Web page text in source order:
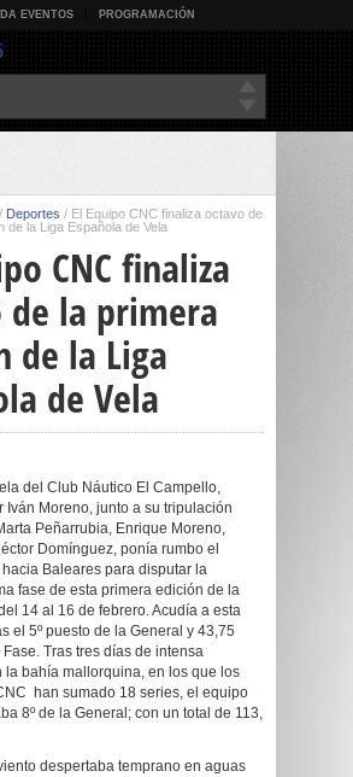
EVENTOS PROGRAMACIÓN
/ Deportes / El Equipo CNC finaliza octavo de
de la Liga Española de Vela
CNC finaliza
de la primera
de la Liga
de Vela
del Club Náutico El Campello,
Iván Moreno, junto a su tripulación
Peñarrubia, Enrique Moreno,
Domínguez, ponía rumbo el
Baleares para disputar la
fase de esta primera edición de la
14 al 16 de febrero. Acudía a esta
el 5º puesto de la General y 43,75
Fase. Tras tres días de intensa
la bahía mallorquina, en los que los
han sumado 18 series, el equipo
8º de la General; con un total de 113,
despertaba temprano en aguas